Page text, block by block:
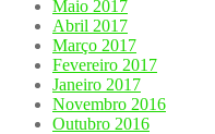
Maio 2017
Abril 2017
Março 2017
Fevereiro 2017
Janeiro 2017
Novembro 2016
Outubro 2016